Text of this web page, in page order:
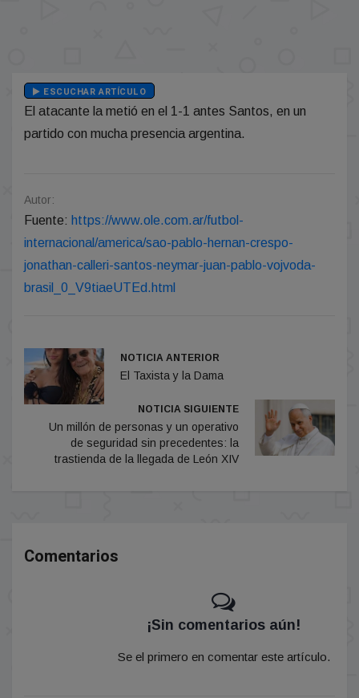
ESCUCHAR ARTÍCULO
El atacante la metió en el 1-1 antes Santos, en un
partido con mucha presencia argentina.
Autor:
Fuente: https://www.ole.com.ar/futbol-
internacional/america/sao-pablo-hernan-crespo-
jonathan-calleri-santos-neymar-juan-pablo-vojvoda-
brasil_0_V9tiaeUTEd.html
NOTICIA ANTERIOR
El Taxista y la Dama
NOTICIA SIGUIENTE
Un millón de personas y un operativo
de seguridad sin precedentes: la
trastienda de la llegada de León XIV
Comentarios
¡Sin comentarios aún!
Se el primero en comentar este artículo.